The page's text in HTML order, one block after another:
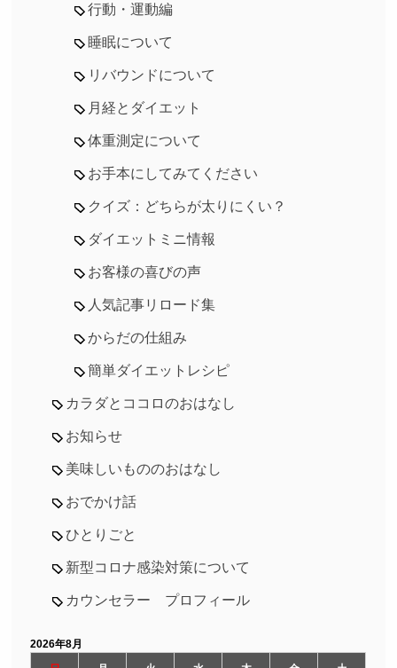
行動・運動編
睡眠について
リバウンドについて
月経とダイエット
体重測定について
お手本にしてみてください
クイズ：どちらが太りにくい？
ダイエットミニ情報
お客様の喜びの声
人気記事リロード集
からだの仕組み
簡単ダイエットレシピ
カラダとココロのおはなし
お知らせ
美味しいもののおはなし
おでかけ話
ひとりごと
新型コロナ感染対策について
カウンセラー プロフィール
2026年8月